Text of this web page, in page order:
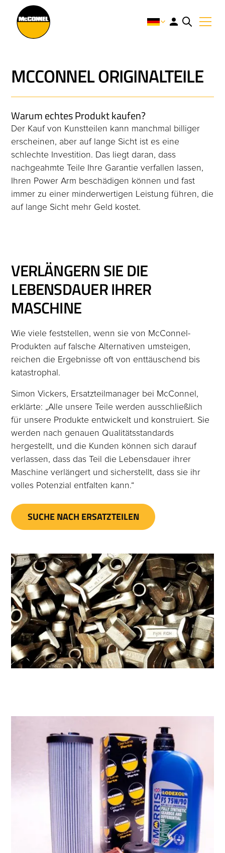
MCCONNEL ORIGINALTEILE
Warum echtes Produkt kaufen?
Der Kauf von Kunstteilen kann manchmal billiger
erscheinen, aber auf lange Sicht ist es eine
schlechte Investition. Das liegt daran, dass
nachgeahmte Teile Ihre Garantie verfallen lassen,
Ihren Power Arm beschädigen können und fast
immer zu einer minderwertigen Leistung führen, die
auf lange Sicht mehr Geld kostet.
VERLÄNGERN SIE DIE
LEBENSDAUER IHRER
MASCHINE
Wie viele feststellen, wenn sie von McConnel-
Produkten auf falsche Alternativen umsteigen,
reichen die Ergebnisse oft von enttäuschend bis
katastrophal.
Simon Vickers, Ersatzteilmanager bei McConnel,
erklärte: „Alle unsere Teile werden ausschließlich
für unsere Produkte entwickelt und konstruiert. Sie
werden nach genauen Qualitätsstandards
hergestellt, und die Kunden können sich darauf
verlassen, dass das Teil die Lebensdauer ihrer
Maschine verlängert und sicherstellt, dass sie ihr
volles Potenzial entfalten kann.“
SUCHE NACH ERSATZTEILEN